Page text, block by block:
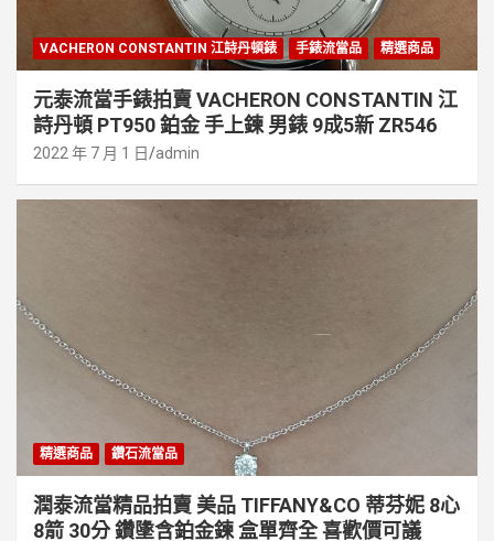
VACHERON CONSTANTIN 江詩丹頓錶 手錶流當品 精選商品
元泰流當手錶拍賣 VACHERON CONSTANTIN 江
詩丹頓 PT950 鉑金 手上鍊 男錶 9成5新 ZR546
2022 年 7 月 1 日 admin
精選商品 鑽石流當品
潤泰流當精品拍賣 美品 TIFFANY&CO 蒂芬妮 8心
8箭 30分 鑽墬含鉑金鍊 盒單齊全 喜歡價可議